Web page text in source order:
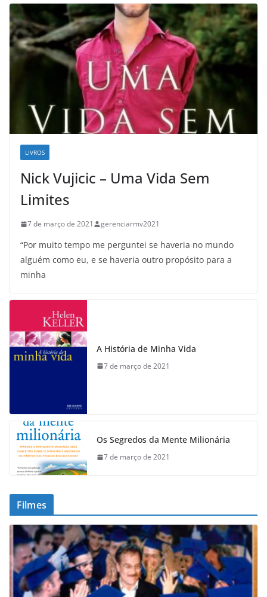
LIVROS
Nick Vujicic – Uma Vida Sem
Limites
7 de março de 2021 gerenciarmv2021
“Por muito tempo me perguntei se haveria no mundo
alguém como eu, e se haveria outro propósito para a
minha
A História de Minha Vida
7 de março de 2021
Os Segredos da Mente Milionária
7 de março de 2021
Filmes